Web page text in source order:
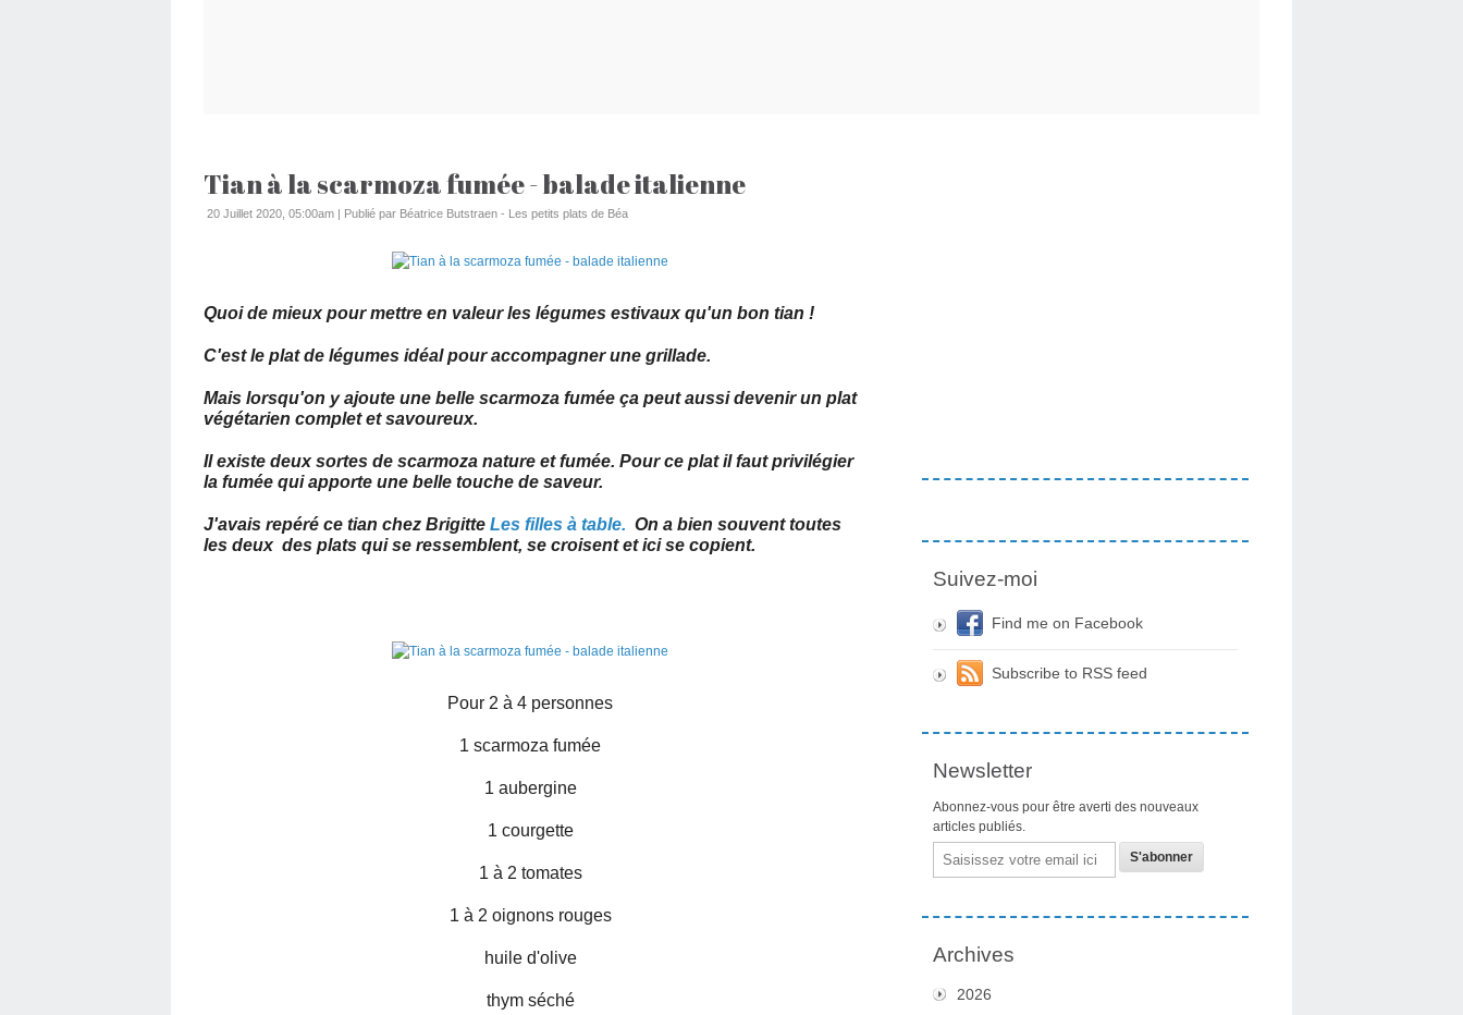
Tian à la scarmoza fumée - balade italienne
20 Juillet 2020, 05:00am | Publié par Béatrice Butstraen - Les petits plats de Béa
Quoi de mieux pour mettre en valeur les légumes estivaux qu'un bon tian !
C'est le plat de légumes idéal pour accompagner une grillade.
Mais lorsqu'on y ajoute une belle scarmoza fumée ça peut aussi devenir un plat
végétarien complet et savoureux.
Il existe deux sortes de scarmoza nature et fumée. Pour ce plat il faut privilégier
la fumée qui apporte une belle touche de saveur.
J'avais repéré ce tian chez Brigitte Les filles à table. On a bien souvent toutes
les deux des plats qui se ressemblent, se croisent et ici se copient.
Pour 2 à 4 personnes
1 scarmoza fumée
1 aubergine
1 courgette
1 à 2 tomates
1 à 2 oignons rouges
huile d'olive
thym séché
Suivez-moi
Find me on Facebook
Subscribe to RSS feed
Newsletter
Abonnez-vous pour être averti des nouveaux
articles publiés.
Email
Archives
2026